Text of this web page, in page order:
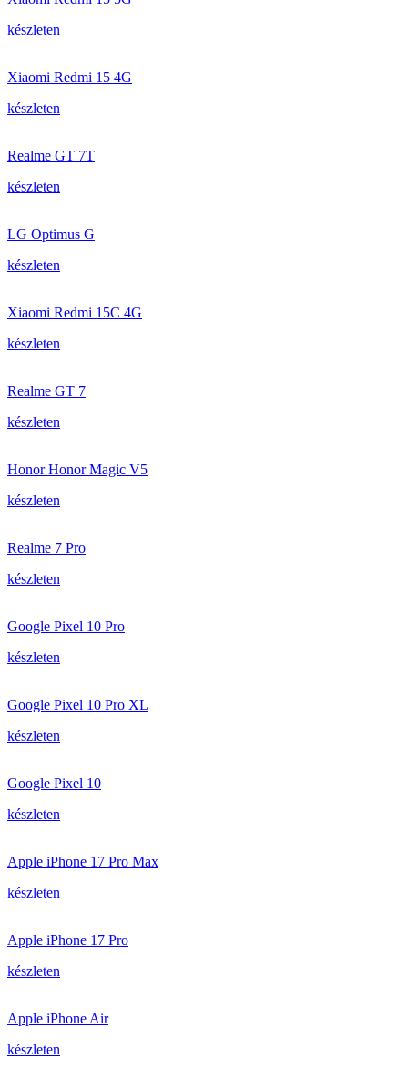
készleten
Xiaomi Redmi 15 4G
készleten
Realme GT 7T
készleten
LG Optimus G
készleten
Xiaomi Redmi 15C 4G
készleten
Realme GT 7
készleten
Honor Honor Magic V5
készleten
Realme 7 Pro
készleten
Google Pixel 10 Pro
készleten
Google Pixel 10 Pro XL
készleten
Google Pixel 10
készleten
Apple iPhone 17 Pro Max
készleten
Apple iPhone 17 Pro
készleten
Apple iPhone Air
készleten